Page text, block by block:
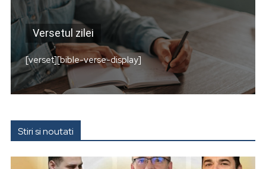
Versetul zilei
[verset][bible-verse-display]
Stiri si noutati